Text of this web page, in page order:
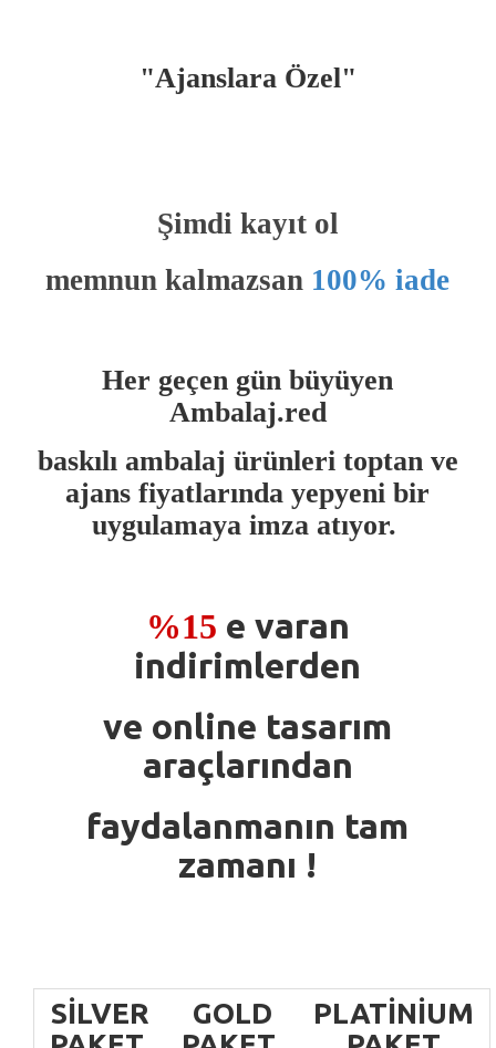
"Ajanslara Özel"
Şimdi kayıt ol
memnun kalmazsan 100% iade
Her geçen gün büyüyen
Ambalaj.red
baskılı ambalaj ürünleri toptan ve
ajans fiyatlarında yepyeni bir
uygulamaya imza atıyor.
%15 e varan
indirimlerden
ve online tasarım
araçlarından
faydalanmanın tam
zamanı !
SILVER
GOLD
PLATINIUM